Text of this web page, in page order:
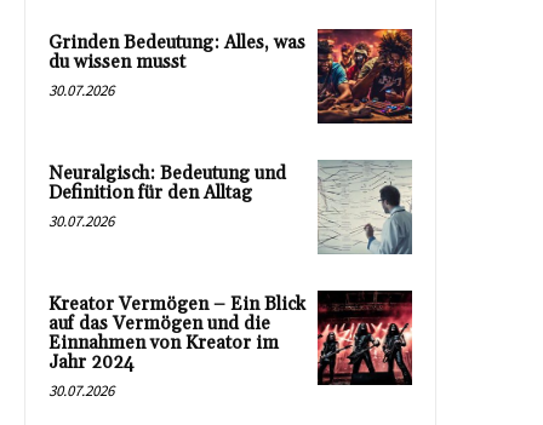
Grinden Bedeutung: Alles, was
du wissen musst
30.07.2026
Neuralgisch: Bedeutung und
Definition für den Alltag
30.07.2026
Kreator Vermögen – Ein Blick
auf das Vermögen und die
Einnahmen von Kreator im
Jahr 2024
30.07.2026